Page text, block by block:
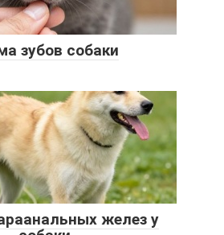
зубов собаки
желез у